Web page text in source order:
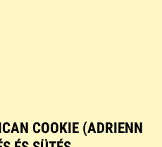
COOKIE (ADRIENN